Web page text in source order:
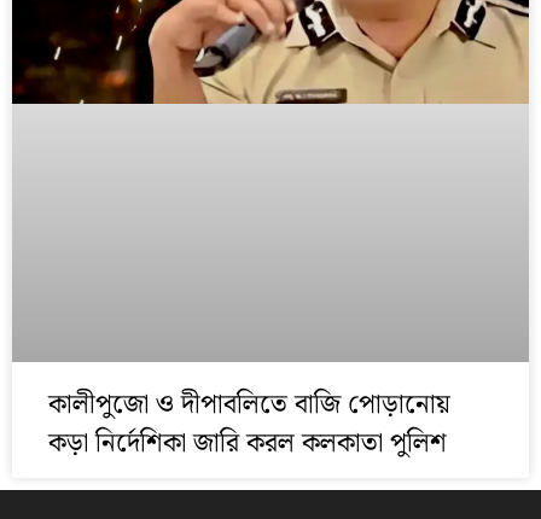
কালীপুজো ও দীপাবলিতে বাজি পোড়ানোয়
কড়া নির্দেশিকা জারি করল কলকাতা পুলিশ